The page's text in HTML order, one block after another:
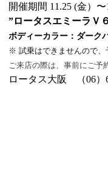
開催期間 11.25 (金）〜
”ロータスエミーラＶ
ボディーカラー：ダーク
※ 試乗はできませんので、
ご来店の際は、事前にご予
ロータス大阪 （06）